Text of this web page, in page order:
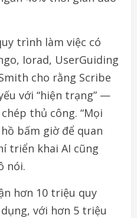
trình làm việc có
Iorad, UserGuiding
cho rằng Scribe
với “hiện trạng” —
thủ công. “Mọi
bấm giờ để quan
triển khai AI cũng
nói.
hơn 10 triệu quy
với hơn 5 triệu